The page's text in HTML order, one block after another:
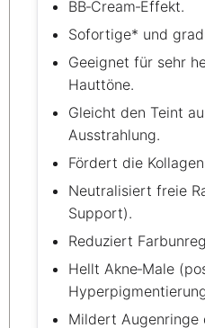
BB‑Cream‑Effekt.
Sofortige* und
Geeignet für sehr
Hauttöne.
Gleicht den Teint
Ausstrahlung.
Fördert die
Neutralisiert freie
Support).
Reduziert
Hellt Akne‑Male
Mildert Augenringe